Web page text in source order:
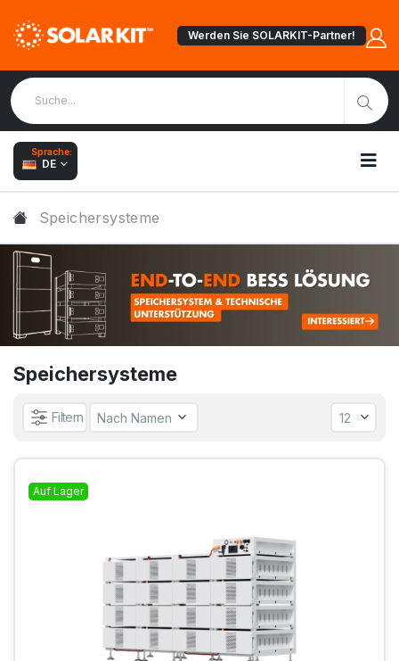
Werden Sie SOLARKIT-Partner!
Sprache:
DE
Speichersysteme
Speichersysteme
Filtern
Auf Lager